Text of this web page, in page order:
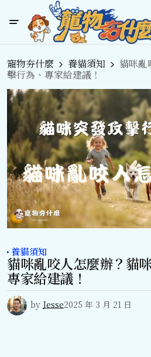
寵物夯什麼 養貓須知
貓咪亂
擊行為、專家給建議！
養貓須知
貓咪亂咬人怎麼辦？貓
專家給建議！
by Jesse2025 年 3 月 21 日